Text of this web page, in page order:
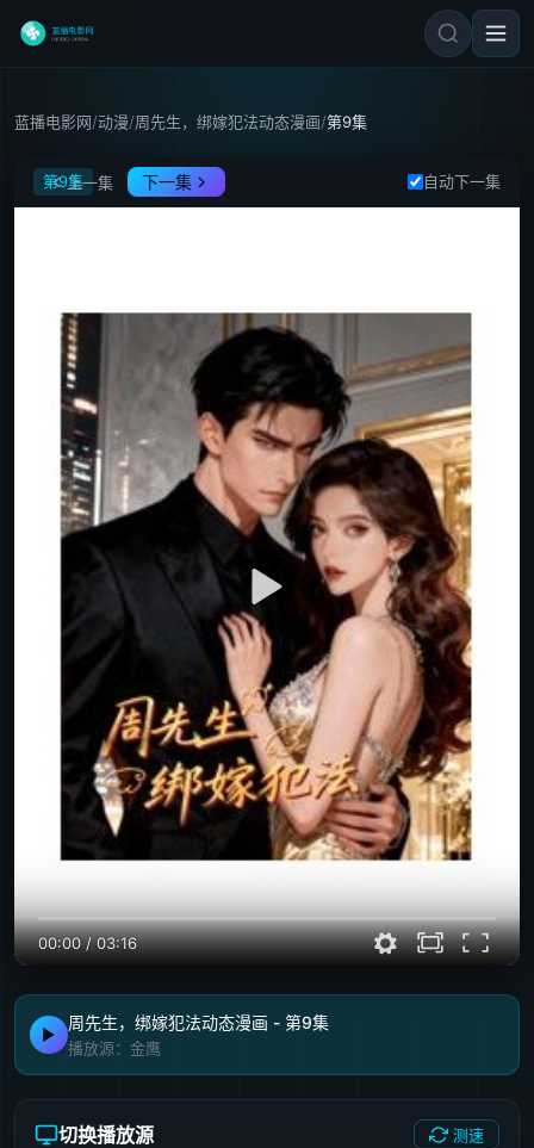
蓝播电影网/动漫/周先生，绑嫁犯法动态漫画/第9集
周先生，绑嫁犯法动态漫画
第9集上一集 下一集 自动下一集
00:00/03:16
周先生，绑嫁犯法动态漫画 - 第9集
播放源：金鹰
切换播放源 测速